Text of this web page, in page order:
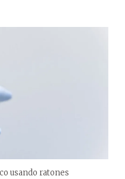
usando ratones